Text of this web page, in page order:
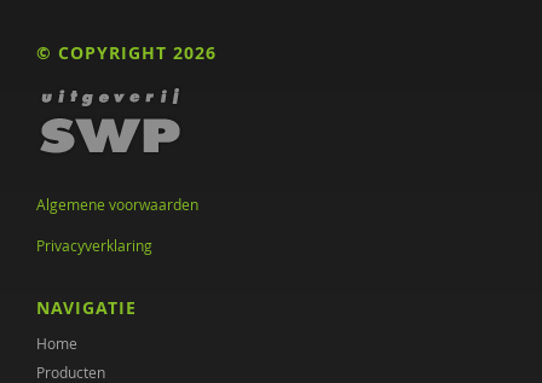
© COPYRIGHT 2026
Algemene voorwaarden
Privacyverklaring
NAVIGATIE
Home
Producten